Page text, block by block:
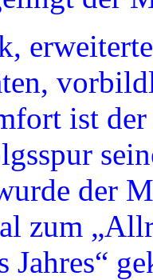
ist
der
zum
Jahres“